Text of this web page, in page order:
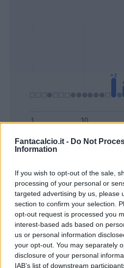
Fantacalcio.it - Do Not
Information
If you wish to opt-out of the sale,
processing of your personal or
targeted advertising by us, please
section to confirm your selection.
opt-out request is processed you
interest-based ads based on
us or personal information
your opt-out. You may separately
disclosure of your personal
IAB’s list of downstream
Bonus
Quotazioni